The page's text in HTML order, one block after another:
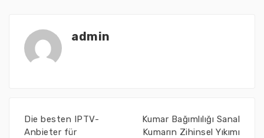
admin
Die besten IPTV-
Anbieter für
Kumar Bağımlılığı Sanal
Kumarın Zihinsel Yıkımı